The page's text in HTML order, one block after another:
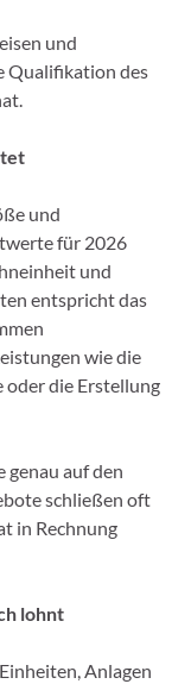
und
Qualifikation des
und
für 2026
und
entspricht das
wie die
oder die Erstellung
auf den
schließen oft
in Rechnung
lohnt
Anlagen